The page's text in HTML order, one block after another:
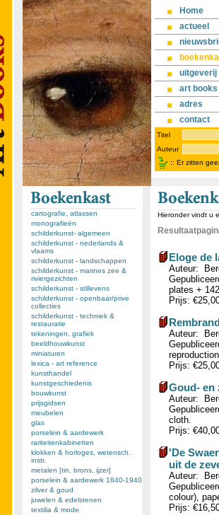
Home
actueel
uitgeverij
art books
adres
contact
Titel
Auteur
:: Er zitten
cartografie, atlassen
monografieën
schilderkunst- algemeen
schilderkunst - nederlands &
vlaams
schilderkunst - landschappen
schilderkunst - marines zee &
riviergezichten
schilderkunst - stillevens
schilderkunst - openbaar/prive
collecties
schilderkunst - techniek &
restauratie
tekeningen, grafiek
beeldhouwkunst
miniaturen
lexica - art reference
kunsthandel
kunstgeschiedenis
bouwkunst
prijsgidsen
meubelen
glas
porselein & aardewerk
rariteitenkabinetten
klokken & horloges, wetensch.
instr.
metalen [tin, brons, ijzer]
porselein & aardewerk 1840-1940
zilver & goud
juwelen & edelstenen
textilia & mode
Hieronder vindt u
Eloge de
Auteur:
plates +
Prijs:
Auteur:
Prijs:
Goud- en
Auteur:
cloth.
Prijs:
'De
uit de
Auteur:
colour),
Prijs: